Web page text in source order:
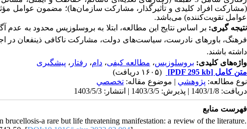
عوامل تقویت‌کننده) می‌باشد.
نتیجه­ گیری: بر اساس نتایج این مطالعه، ابتلا به بروسلوزیس محدود به عدم­
فرهنگ، باورهای نادرست، سیاست‌های دولت، مشارکت ناکافی ذینفعان در
داشته­ باشند.
واژه‌های کلیدی: بروسلوزیس، مطالعه کیفی، دام، رفتار ، پیشگیری
متن کامل [PDF 295 kb]
(۱۶۰۵ دریافت)
نوع مطالعه: پژوهشي | موضوع مقاله: تخصصي
دریافت: 1403/1/8 | پذیرش: 1403/3/5 | انتشار: 1403/5/3
فهرست منابع
a rare but life threatening manifestation: a review of the literature.